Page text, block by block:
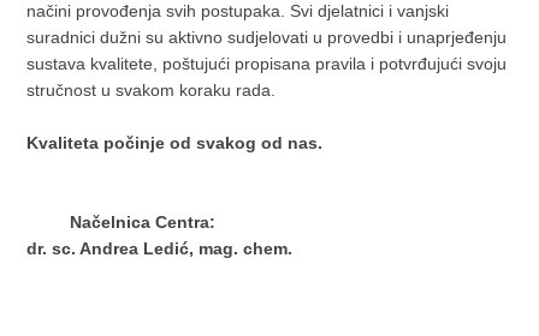
načini provođenja svih postupaka. Svi djelatnici i vanjski
suradnici dužni su aktivno sudjelovati u provedbi i unaprjeđenju
sustava kvalitete, poštujući propisana pravila i potvrđujući svoju
stručnost u svakom koraku rada.
Kvaliteta počinje od svakog od nas.
Načelnica Centra:
dr. sc. Andrea Ledić, mag. chem.